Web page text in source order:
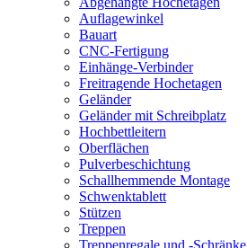
Auflagewinkel
Bauart
CNC-Fertigung
Einhänge-Verbinder
Freitragende Hochetagen
Geländer
Geländer mit Schreibplatz
Hochbettleitern
Oberflächen
Pulverbeschichtung
Schallhemmende Montage
Schwenktablett
Stützen
Treppen
Treppenregale und -Schränke